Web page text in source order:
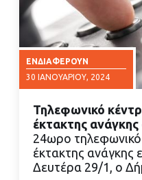
ΕΝΔΙΑΦΈΡΟΥΝ
30 ΙΑΝΟΥΑΡΊΟΥ, 2024
Τηλεφωνικό
έκτακτης
24ωρο τηλεφωνικό
έκτακτης ανάγκης
Δευτέρα 29/1, ο